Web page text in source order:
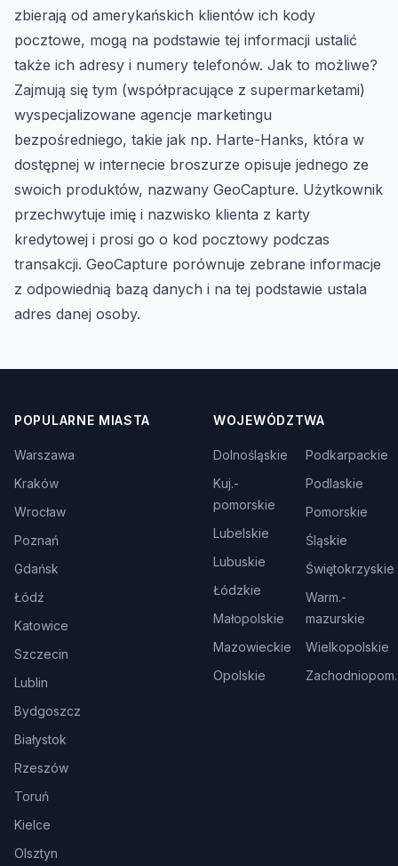
zbierają od amerykańskich klientów ich kody
pocztowe, mogą na podstawie tej informacji ustalić
także ich adresy i numery telefonów. Jak to możliwe?
Zajmują się tym (współpracujące z supermarketami)
wyspecjalizowane agencje marketingu
bezpośredniego, takie jak np. Harte-Hanks, która w
dostępnej w internecie broszurze opisuje jednego ze
swoich produktów, nazwany GeoCapture. Użytkownik
przechwytuje imię i nazwisko klienta z karty
kredytowej i prosi go o kod pocztowy podczas
transakcji. GeoCapture porównuje zebrane informacje
z odpowiednią bazą danych i na tej podstawie ustala
adres danej osoby.
POPULARNE MIASTA
Warszawa
Kraków
Wrocław
Poznań
Gdańsk
Łódź
Katowice
Szczecin
Lublin
Bydgoszcz
Białystok
Rzeszów
Toruń
Kielce
Olsztyn
WOJEWÓDZTWA
Dolnośląskie
Kuj.-
pomorskie
Lubelskie
Lubuskie
Łódzkie
Małopolskie
Mazowieckie
Opolskie
Podkarpackie
Podlaskie
Pomorskie
Śląskie
Świętokrzyskie
Warm.-
mazurskie
Wielkopolskie
Zachodniopom.